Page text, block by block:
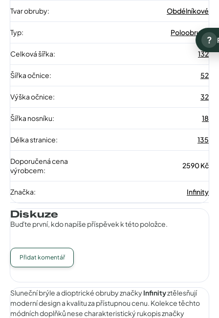
Tvar obruby: Obdélníkové
Typ: Poloobruba
Celková šířka: 132
Šířka očnice: 52
Výška očnice: 32
Šířka nosníku: 18
Délka stranice: 135
Doporučená cena
výrobcem:
2590 Kč
Značka: Infinity
Diskuze
Buďte první, kdo napíše příspěvek k této položce.
Přidat komentář
Sluneční brýle a dioptrické obruby značkyInfinityztělesňují
moderní design a kvalitu za přístupnou cenu. Kolekce těchto
módních doplňků nese charakteristický rukopis značky
?